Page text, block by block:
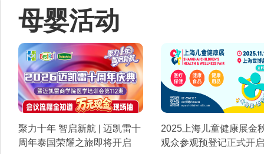
母婴活动
聚力十年 智启新航 | 迈凯雷十
周年泰国荣耀之旅即将开启
2025上海儿童健康展金
观众参观预登记正式开